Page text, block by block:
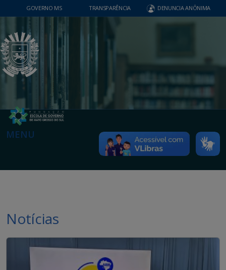
GOVERNO MS TRANSPARÊNCIA DENUNCIA ANÔNIMA
MENU
Notícias